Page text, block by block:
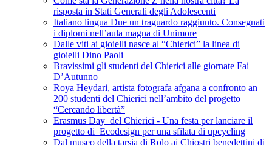
risposta in Stati Generali degli Adolescenti
Italiano lingua Due un traguardo raggiunto. Consegnati
i diplomi nell’aula magna di Unimore
Dalle viti ai gioielli nasce al “Chierici” la linea di
gioielli Dino Paoli
Bravissimi gli studenti del Chierici alle giornate Fai
D’Autunno
Roya Heydari, artista fotografa afgana a confronto an
200 studenti del Chierici nell’ambito del progetto
“Cercando libertà”
Erasmus Day del Chierici - Una festa per lanciare il
progetto di Ecodesign per una sfilata di upcycling
Dal museo della tarsia di Rolo ai Chiostri benedettini di